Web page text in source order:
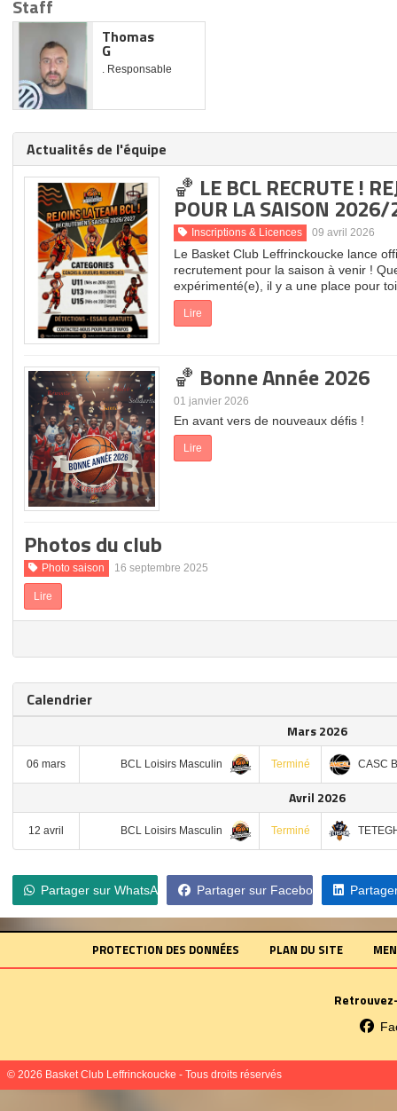
Staff
Thomas
G
. Responsable
Actualités de l'équipe
🏀 LE BCL RECRUTE !
POUR LA SAISON
Inscriptions & Licences 09 avril 2026
Le Basket Club Leffrinckoucke lance
recrutement pour la saison à venir !
expérimenté(e), il y a une place pour
Lire
🏀 Bonne Année 2026
01 janvier 2026
En avant vers de nouveaux défis !
Lire
Photos du club
Photo saison 16 septembre 2025
Lire
Calendrier
Mars 2026
06 mars BCL Loisirs Masculin Terminé CASC
Avril 2026
12 avril BCL Loisirs Masculin Terminé
Partager sur WhatsApp Partager sur Facebook
PROTECTION DES DONNÉES PLAN DU SITE
© 2026 Basket Club Leffrinckoucke - Tous droits réservés